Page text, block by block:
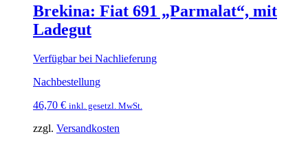
Brekina: Fiat 691 „Parmalat“, mit
Ladegut
Verfügbar bei Nachlieferung
Nachbestellung
46,70 € inkl. gesetzl. MwSt.
zzgl. Versandkosten